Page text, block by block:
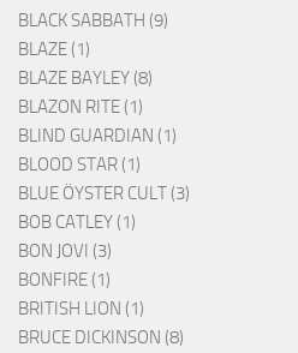
BLACK SABBATH (9)
BLAZE (1)
BLAZE BAYLEY (8)
BLAZON RITE (1)
BLIND GUARDIAN (1)
BLOOD STAR (1)
BLUE ÖYSTER CULT (3)
BOB CATLEY (1)
BON JOVI (3)
BONFIRE (1)
BRITISH LION (1)
BRUCE DICKINSON (8)